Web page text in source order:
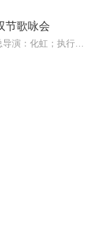
节歌咏会